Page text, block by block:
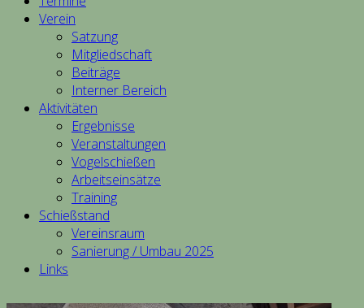
Verein
Satzung
Mitgliedschaft
Beiträge
Interner Bereich
Aktivitäten
Ergebnisse
Veranstaltungen
Vogelschießen
Arbeitseinsätze
Training
Schießstand
Vereinsraum
Sanierung / Umbau 2025
Links